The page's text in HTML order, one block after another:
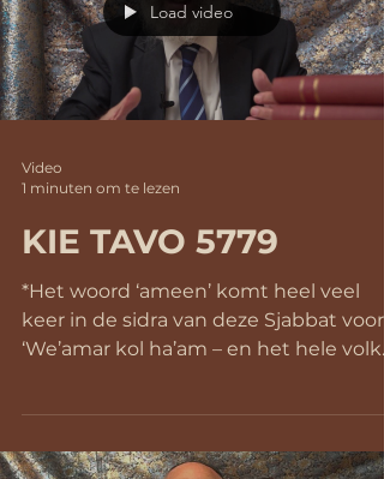
Load video
Video
1 minuten om te lezen
KIE TAVO 5779
*Het woord ‘ameen’ komt heel veel
keer in de sidra van deze Sjabbat voor:
‘We’amar kol ha’am – en het hele volk